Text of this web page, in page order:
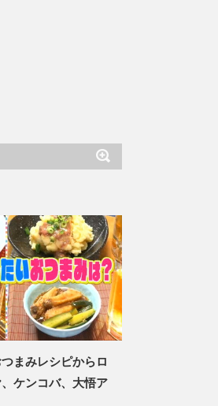
まみレシピからロ
ケンコバ、大悟ア